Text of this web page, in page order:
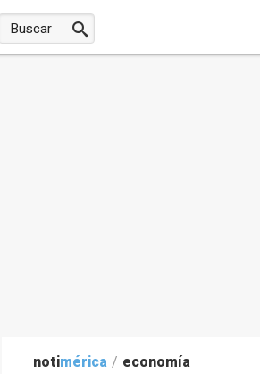
notimérica / economía